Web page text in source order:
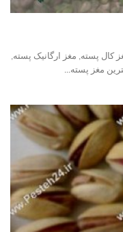
کال پسته, مغز ارگانیک پسته,
مغز پسته...